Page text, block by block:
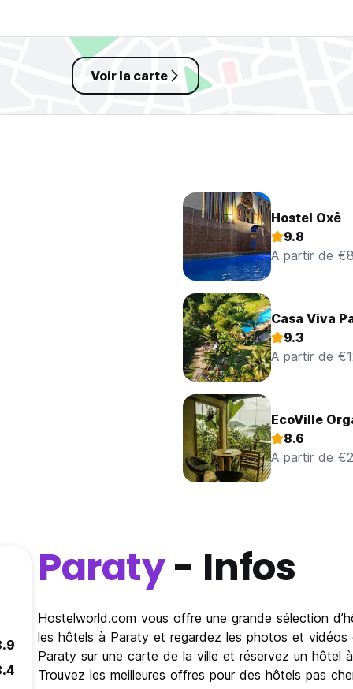
Voir la carte
Hostel Oxê
9.8
A partir de
Casa Viva
9.3
A partir de
EcoVille
8.6
A partir de
Paraty- Infos
Hostelworld.com vous offre une grande sélection
les hôtels à Paraty et regardez les photos et
Paraty sur une carte de la ville et réservez un hôtel
Trouvez les meilleures offres pour des hôtels pas